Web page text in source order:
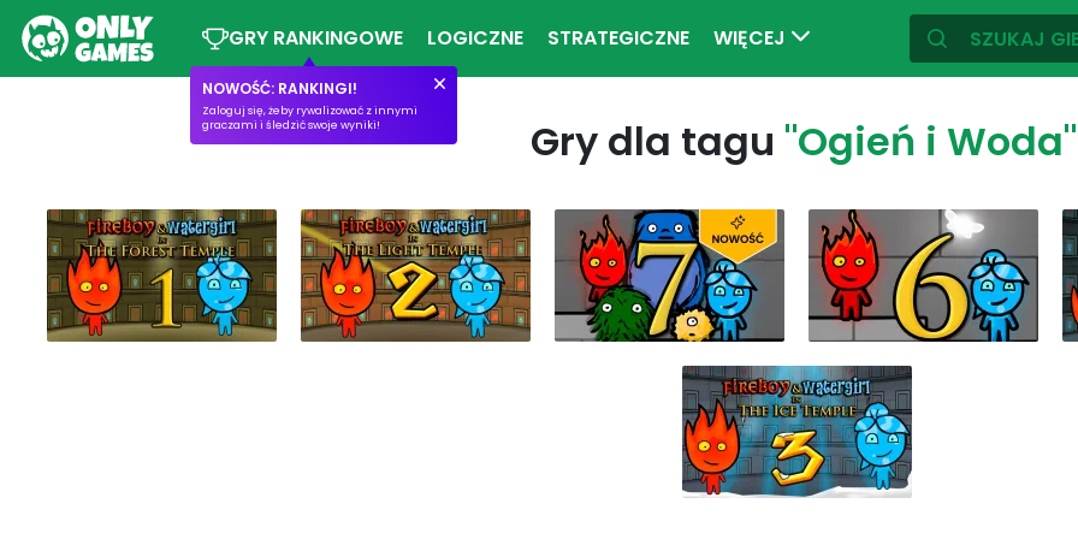
NOWOŚĆ: RANKINGI!
Zaloguj się, żeby rywalizować z innymi
graczami i śledzić swoje wyniki!
GRY RANKINGOWE LOGICZNE STRATEGICZNE WIĘCEJ
Gry dla tagu "Ogień i Woda"